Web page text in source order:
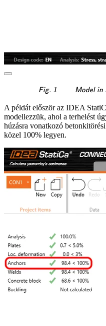
Fig. 1 Model in
A példát először az IDEA
modellezzük, ahol a terhelést
húzásra vonatkozó
közel 100% legyen.